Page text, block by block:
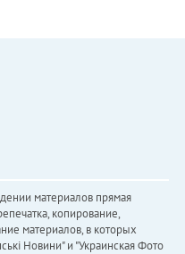
материалов прямая
копирование,
материалов, в которых
Новини" и "Украинская Фото